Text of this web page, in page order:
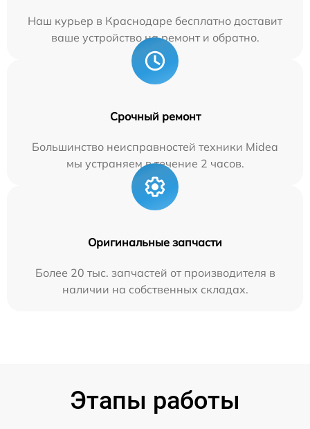
Наш курьер в Краснодаре бесплатно доставит
ваше устройство на ремонт и обратно.
Срочный ремонт
Большинство неисправностей техники Midea
мы устраняем в течение 2 часов.
Оригинальные запчасти
Более 20 тыс. запчастей от производителя в
наличии на собственных складах.
Этапы работы